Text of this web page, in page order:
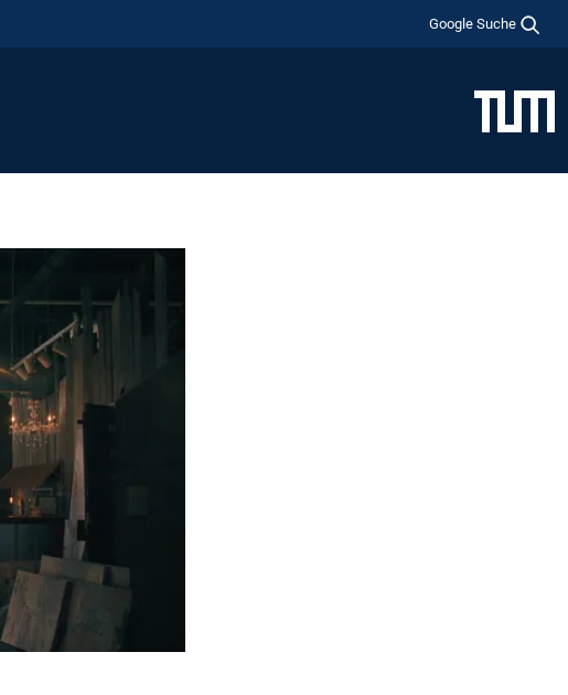
Google Suche